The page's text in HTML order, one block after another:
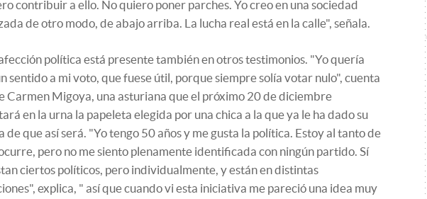
contribuir a ello. No quiero poner parches. Yo creo en una sociedad
de otro modo, de abajo arriba. La lucha real está en la calle", señala.
política está presente también en otros testimonios. "Yo quería
sentido a mi voto, que fuese útil, porque siempre solía votar nulo", cuenta
Carmen Migoya, una asturiana que el próximo 20 de diciembre
en la urna la papeleta elegida por una chica a la que ya le ha dado su
de que así será. "Yo tengo 50 años y me gusta la política. Estoy al tanto de
pero no me siento plenamente identificada con ningún partido. Sí
ciertos políticos, pero individualmente, y están en distintas
explica, " así que cuando vi esta iniciativa me pareció una idea muy